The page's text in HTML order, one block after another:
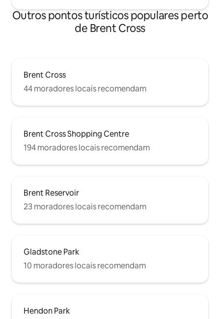
Outros pontos turísticos populares perto
de Brent Cross
Brent Cross
44 moradores locais recomendam
Brent Cross Shopping Centre
194 moradores locais recomendam
Brent Reservoir
23 moradores locais recomendam
Gladstone Park
10 moradores locais recomendam
Hendon Park